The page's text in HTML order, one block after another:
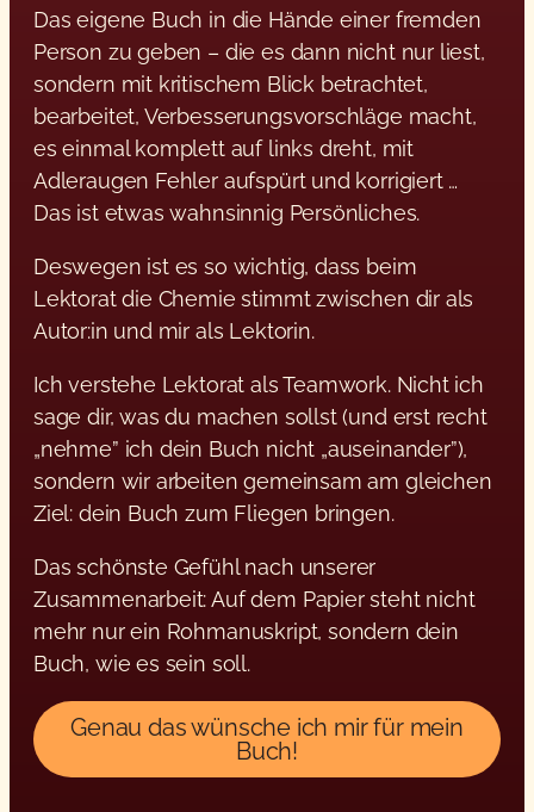
Das eigene Buch in die Hände einer fremden
Person zu geben – die es dann nicht nur liest,
sondern mit kritischem Blick betrachtet,
bearbeitet, Verbesserungsvorschläge macht,
es einmal komplett auf links dreht, mit
Adleraugen Fehler aufspürt und korrigiert …
Das ist etwas wahnsinnig Persönliches.
Deswegen ist es so wichtig, dass beim
Lektorat die Chemie stimmt zwischen dir als
Autor:in und mir als Lektorin.
Ich verstehe Lektorat als Teamwork. Nicht ich
sage dir, was du machen sollst (und erst recht
„nehme” ich dein Buch nicht „auseinander”),
sondern wir arbeiten gemeinsam am gleichen
Ziel: dein Buch zum Fliegen bringen.
Das schönste Gefühl nach unserer
Zusammenarbeit: Auf dem Papier steht nicht
mehr nur ein Rohmanuskript, sondern dein
Buch, wie es sein soll.
Genau das wünsche ich mir für mein
Buch!